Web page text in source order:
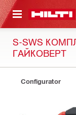
S-SWS
ГАЙКОВЕРТ
Configurator